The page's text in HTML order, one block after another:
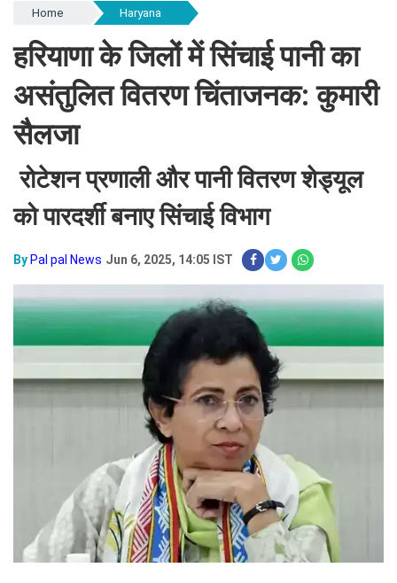
Home Haryana
हरियाणा के जिलों में सिंचाई पानी का
असंतुलित वितरण चिंताजनक: कुमारी
सैलजा
रोटेशन प्रणाली और पानी वितरण शेड्यूल
को पारदर्शी बनाए सिंचाई विभाग
By Pal pal News Jun 6, 2025, 14:05 IST